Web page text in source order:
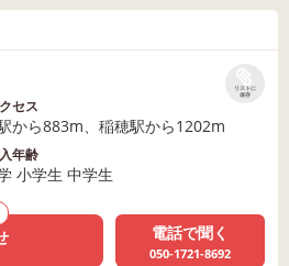
リストに
保存
セス
から883m、稲穂駅から1202m
年齢
小学生 中学生
電話で聞く
050-1721-8692